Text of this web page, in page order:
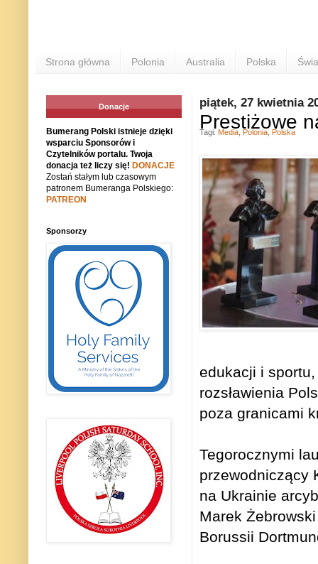
Strona główna Polonia Australia Polska
piątek, 27 kwietnia
Prestiżowe
edukacji i
rozsławienia
poza granicami
Tegorocznymi
przewodniczący
na Ukrainie
Marek
Borussii
Tagi: Media Polonia Polska
Donacje
Bumerang Polski istnieje dzięki
wsparciu Sponsorów i
Czytelników portalu. Twoja
donacja też liczy się! DONACJE
Zostań stałym lub czasowym
patronem Bumeranga Polskiego:
PATREON
Sponsorzy